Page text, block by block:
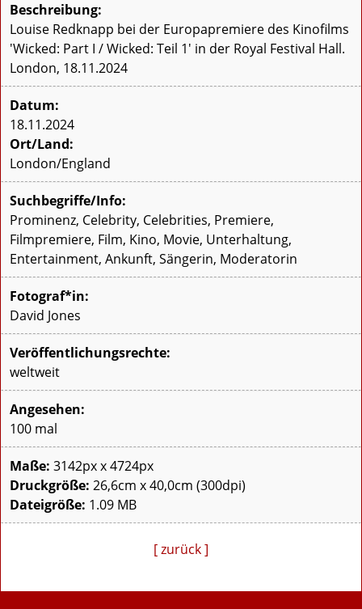
Beschreibung:
Louise Redknapp bei der Europapremiere des Kinofilms
'Wicked: Part I / Wicked: Teil 1' in der Royal Festival Hall.
London, 18.11.2024
Datum:
18.11.2024
Ort/Land:
London/England
Suchbegriffe/Info:
Prominenz, Celebrity, Celebrities, Premiere,
Filmpremiere, Film, Kino, Movie, Unterhaltung,
Entertainment, Ankunft, Sängerin, Moderatorin
Fotograf*in:
David Jones
Veröffentlichungsrechte:
weltweit
Angesehen:
100 mal
Maße: 3142px x 4724px
Druckgröße: 26,6cm x 40,0cm (300dpi)
Dateigröße: 1.09 MB
[ zurück ]